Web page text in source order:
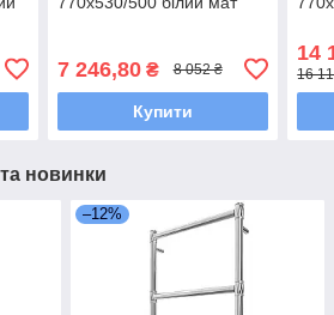
7 246,80₴ 8 052 ₴
Купити
14
16
та новинки
–12%